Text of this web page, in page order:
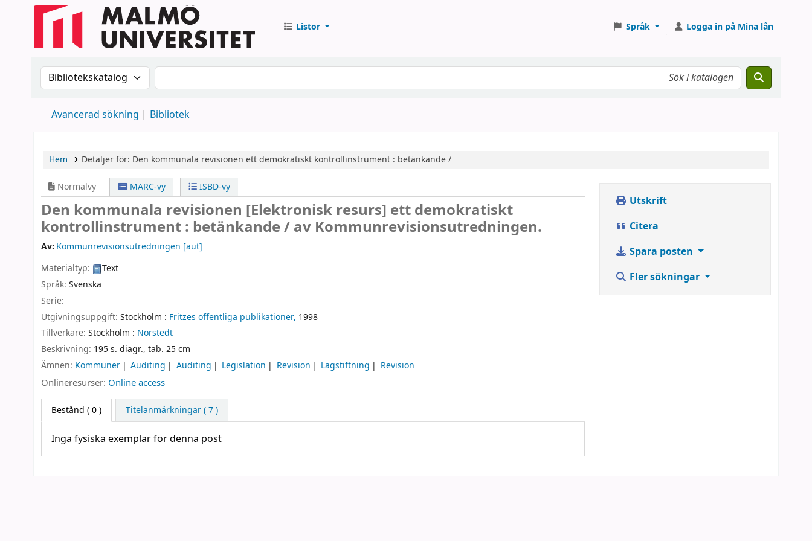
Listor Språk Logga in på Mina lån
Sök i katalogen efter:Sök i katalogen
Avancerad sökning Bibliotek
Hem Detaljer för: Den kommunala revisionen ett demokratiskt kontrollinstrument : betänkande /
Normalvy MARC-vy ISBD-vy
Den kommunala revisionen [Elektronisk resurs] ett demokratiskt
kontrollinstrument : betänkande /av Kommunrevisionsutredningen.
Av: Kommunrevisionsutredningen [aut]
Materialtyp:
Text
Språk: Svenska
Serie:
Utgivningsuppgift: Stockholm : Fritzes offentliga publikationer, 1998
Tillverkare: Stockholm : Norstedt
Beskrivning: 195 s. diagr., tab. 25 cm
Ämnen: Kommuner Auditing Auditing Legislation Revision Lagstiftning Revision
Onlineresurser: Online access
Bestånd ( 0 ) Titelanmärkningar ( 7 )
Inga fysiska exemplar för denna post
Utskrift
Citera
Spara posten
Fler sökningar